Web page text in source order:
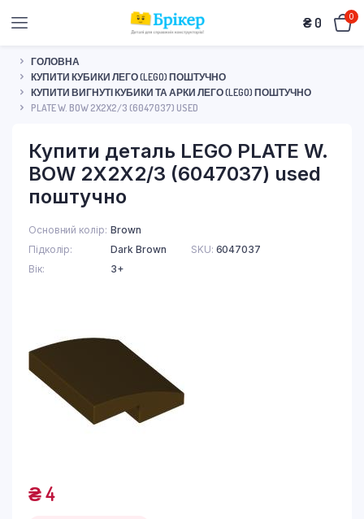
₴ 0 0
ГОЛОВНА
КУПИТИ КУБИКИ ЛЕГО (LEGO) ПОШТУЧНО
КУПИТИ ВИГНУТІ КУБИКИ ТА АРКИ ЛЕГО (LEGO) ПОШТУЧНО
PLATE W. BOW 2X2X2/3 (6047037) USED
Купити деталь LEGO PLATE W.
BOW 2X2X2/3 (6047037) used
поштучно
Основний колір Brown
Підколір
Dark Brown
Вік
3+
SKU: 6047037
₴4